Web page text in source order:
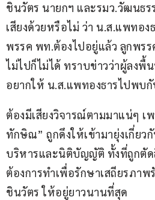
ชินวัตร นายกฯ และรมว.วัฒนธ
เสียงด้วยหรือไม่ ว่า น.ส.แพทอ
พรรค พท.ต้องไปอยู่แล้ว ลูกพร
ไม่ไปก็ไม่ได้ ทราบข่าวว่าผู้ลงพื้น
อยากให้ น.ส.แพทองธารไปพบ
ต้องมีเสียงวิจารณ์ตามมาแน่ๆ เ
ทักษิณ” ถูกดึงให้เข้ามายุ่งเกี่ยว
บริหารและนิติบัญญัติ ทั้งที่ถูกตัด
ต้องการทำเพื่อรักษาเสถียรภา
ชินวัตร ให้อยู่ยาวนานที่สุด